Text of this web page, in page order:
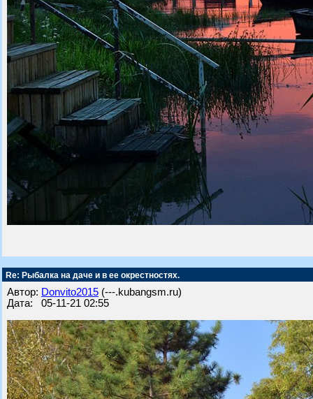
Re: Рыбалка на даче и в ее окрестностях.
Автор: Donvito2015 (---.kubangsm.ru)
Дата: 05-11-21 02:55